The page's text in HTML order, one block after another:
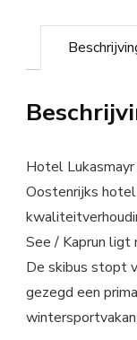
Hotel
Oostenrijks
See / Kaprun ligt
De skibus stopt
gezegd een